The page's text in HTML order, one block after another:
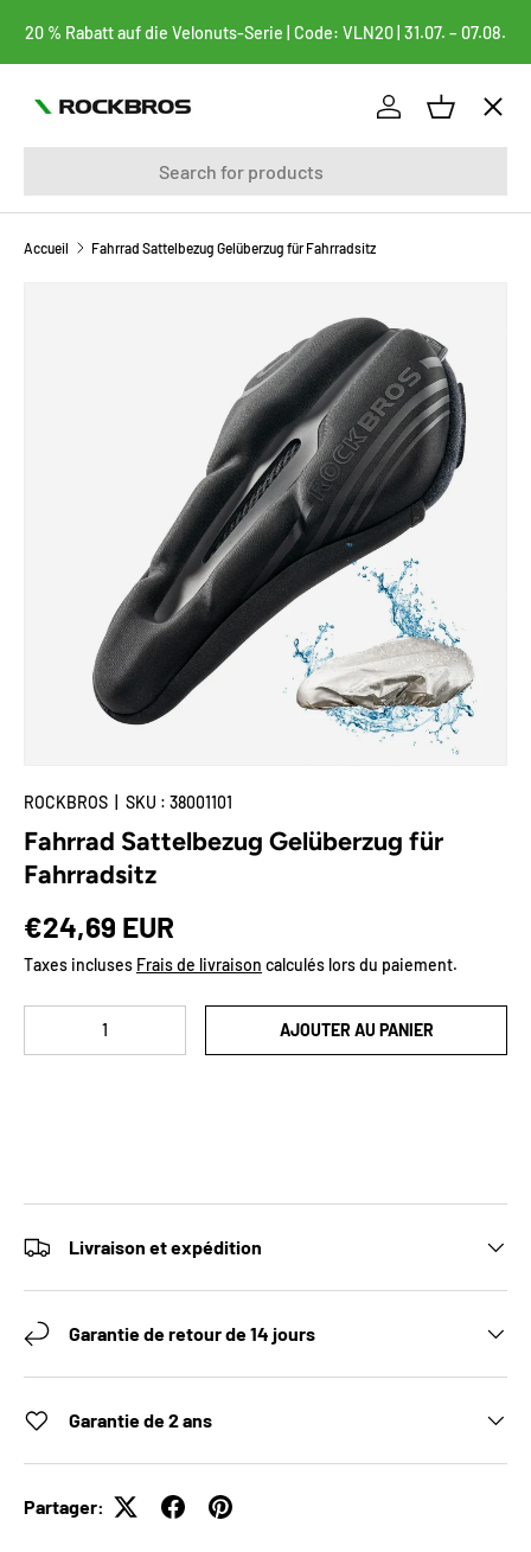
ALLER AU CONTENU
20 % Rabatt auf die Velonuts-Serie | Code: VLN20 | 31.07. – 07.08.
Se connecter
Panier
Menu
FAHRRADTASCHEN
FAHRRADZUBEHÖR
🌟Deal-Zone
Accueil Fahrrad Sattelbezug Gelüberzug für Fahrradsitz
PASSER AUX INFORMATIONS PRODUITS
ROCKBROS SKU : 38001101
Fahrrad Sattelbezug Gelüberzug für
Fahrradsitz
Prix habituel
€24,69 EUR
Taxes incluses Frais de livraison calculés lors du paiement.
AJOUTER AU PANIER
Livraison et expédition
Garantie de retour de 14 jours
Garantie de 2 ans
Partager: